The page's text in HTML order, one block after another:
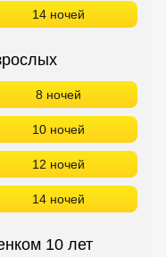
14 ночей
8 ночей
10 ночей
12 ночей
14 ночей
10 лет